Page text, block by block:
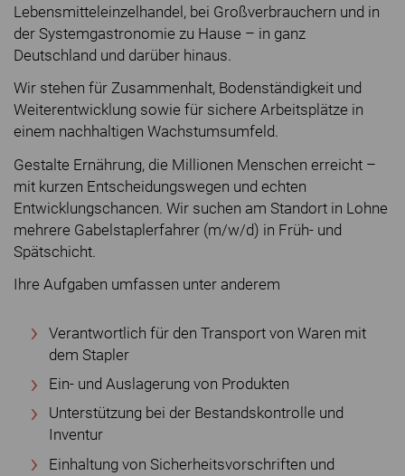
Lebensmitteleinzelhandel, bei Großverbrauchern und in
der Systemgastronomie zu Hause – in ganz
Deutschland und darüber hinaus.
Wir stehen für Zusammenhalt, Bodenständigkeit und
Weiterentwicklung sowie für sichere Arbeitsplätze in
einem nachhaltigen Wachstumsumfeld.
Gestalte Ernährung, die Millionen Menschen erreicht –
mit kurzen Entscheidungswegen und echten
Entwicklungschancen. Wir suchen am Standort in Lohne
mehrere Gabelstaplerfahrer (m/w/d) in Früh- und
Spätschicht.
Ihre Aufgaben umfassen unter anderem
Verantwortlich für den Transport von Waren mit
dem Stapler
Ein- und Auslagerung von Produkten
Unterstützung bei der Bestandskontrolle und
Inventur
Einhaltung von Sicherheitsvorschriften und